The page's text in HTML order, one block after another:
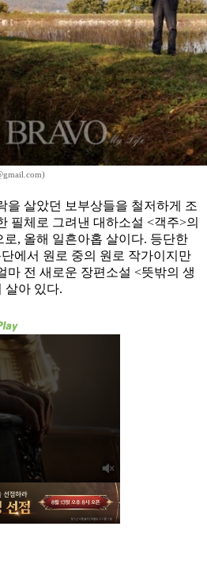
을 살았던 보부상들을 철저하게 조
필체로 그려낸 대하소설 <객주>의
로, 올해 일흔아홉 살이다. 등단한
에서 원로 중의 원로 작가이지만
마 전 새로운 장편소설 <뜻밖의 생
살아 있다.